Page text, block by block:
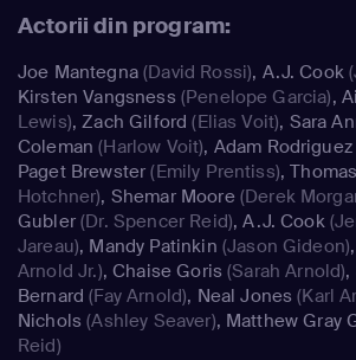
Actorii din program:
Joe Mantegna(David Rossi), A.J. Cook
Kirsten Vangsness (Penelope Garcia),
Lewis),Zach Gilford (Elias Voit), Sara
Coleman (Harlow Voit), Adam Rodriguez
Paget Brewster (Emily Prentiss),
Hotchner), Shemar Moore (Derek
Gubler(Dr. Spencer Reid),A.J. Cook
Jareau), Mandy Patinkin (Jason Gideon)
Arnold Jr.),Chaise Goris (Sarah Arnold),
Bernard (Fay Arnold), Neal Jones (Karl
Nichols (Ashley Seaver), Matthew Gray
Reid)